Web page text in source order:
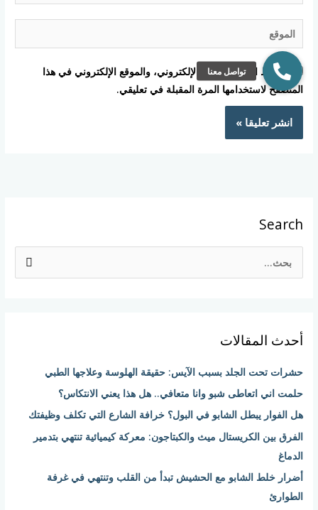
الموقع
احفظ اسمي، بريدي الإلكتروني، والموقع الإلكتروني في هذا
المتصفح لاستخدامها المرة المقبلة في تعليقي.
Search
ث
ن
:
أحدث المقالات
حشرات تحت الجلد بسبب الآيس: حقيقة الهلوسة وعلاجها الطبي
حلمت اني اتعاطى شبو وانا متعافي.. هل هذا يعني الانتكاس؟
هل الفوار يبطل الشابو في البول؟ خرافة الشارع التي تكلف وظيفتك
الفرق بين الكريستال ميث والكبتاجون: معركة كيميائية تنتهي بتدمير
الدماغ
أضرار خلط الشابو مع الحشيش تبدأ من القلب وتنتهي في غرفة
الطوارئ